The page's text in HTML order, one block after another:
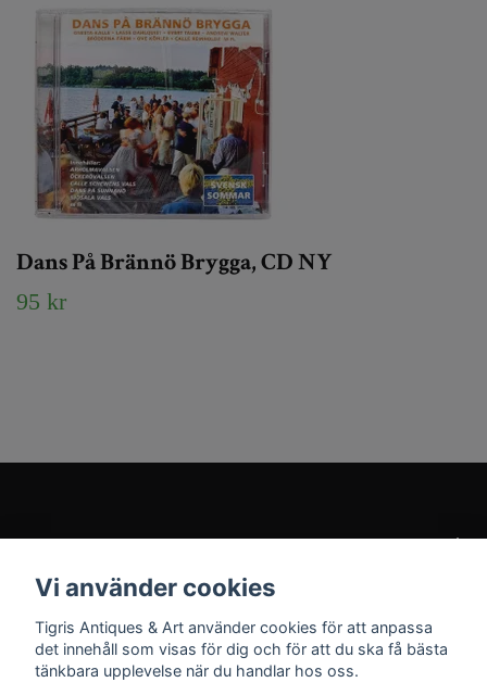
Dans På Brännö Brygga, CD NY
95 kr
Sociala medier
Vi använder cookies
Tigris Antiques & Art använder cookies för att anpassa
det innehåll som visas för dig och för att du ska få bästa
tänkbara upplevelse när du handlar hos oss.